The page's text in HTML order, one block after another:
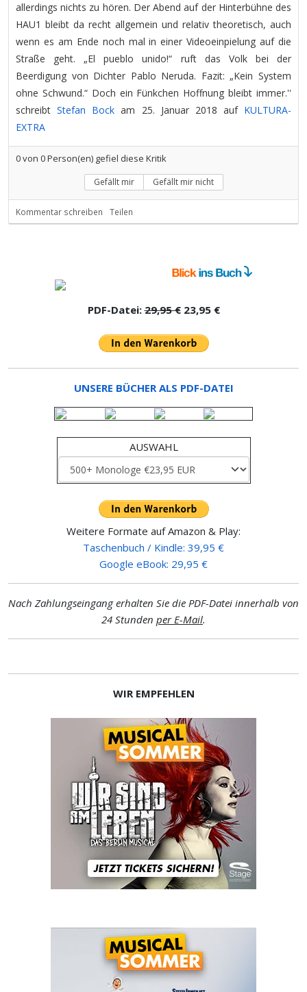
allerdings nichts zu hören. Der Abend auf der Hinterbühne des
HAU1 bleibt da recht allgemein und relativ theoretisch, auch
wenn es am Ende noch mal in einer Videoeinpielung auf die
Straße geht. „El pueblo unido!“ ruft das Volk bei der
Beerdigung von Dichter Pablo Neruda. Fazit: „Kein System
ohne Schwund.“ Doch ein Fünkchen Hoffnung bleibt immer.''
schreibtStefan Bock am 25. Januar 2018 auf KULTURA-
EXTRA
0von 0Person(en) gefiel diese Kritik
Gefällt mir Gefällt mir nicht
Kommentar schreiben Teilen
PDF-Datei:29,95 €23,95 €
UNSERE BÜCHER ALS PDF-DATEI
AUSWAHL
Weitere Formate auf Amazon & Play:
Taschenbuch / Kindle: 39,95 €
Google eBook: 29,95 €
Nach Zahlungseingang erhalten Sie die PDF-Datei innerhalb von
24 Stunden per E-Mail.
WIR EMPFEHLEN